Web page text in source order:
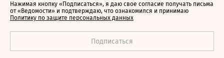
Нажимая кнопку «Подписаться», я даю свое согласие получать письма
от «Ведомости» и подтверждаю, что ознакомился и принимаю
Политику по защите персональных данных